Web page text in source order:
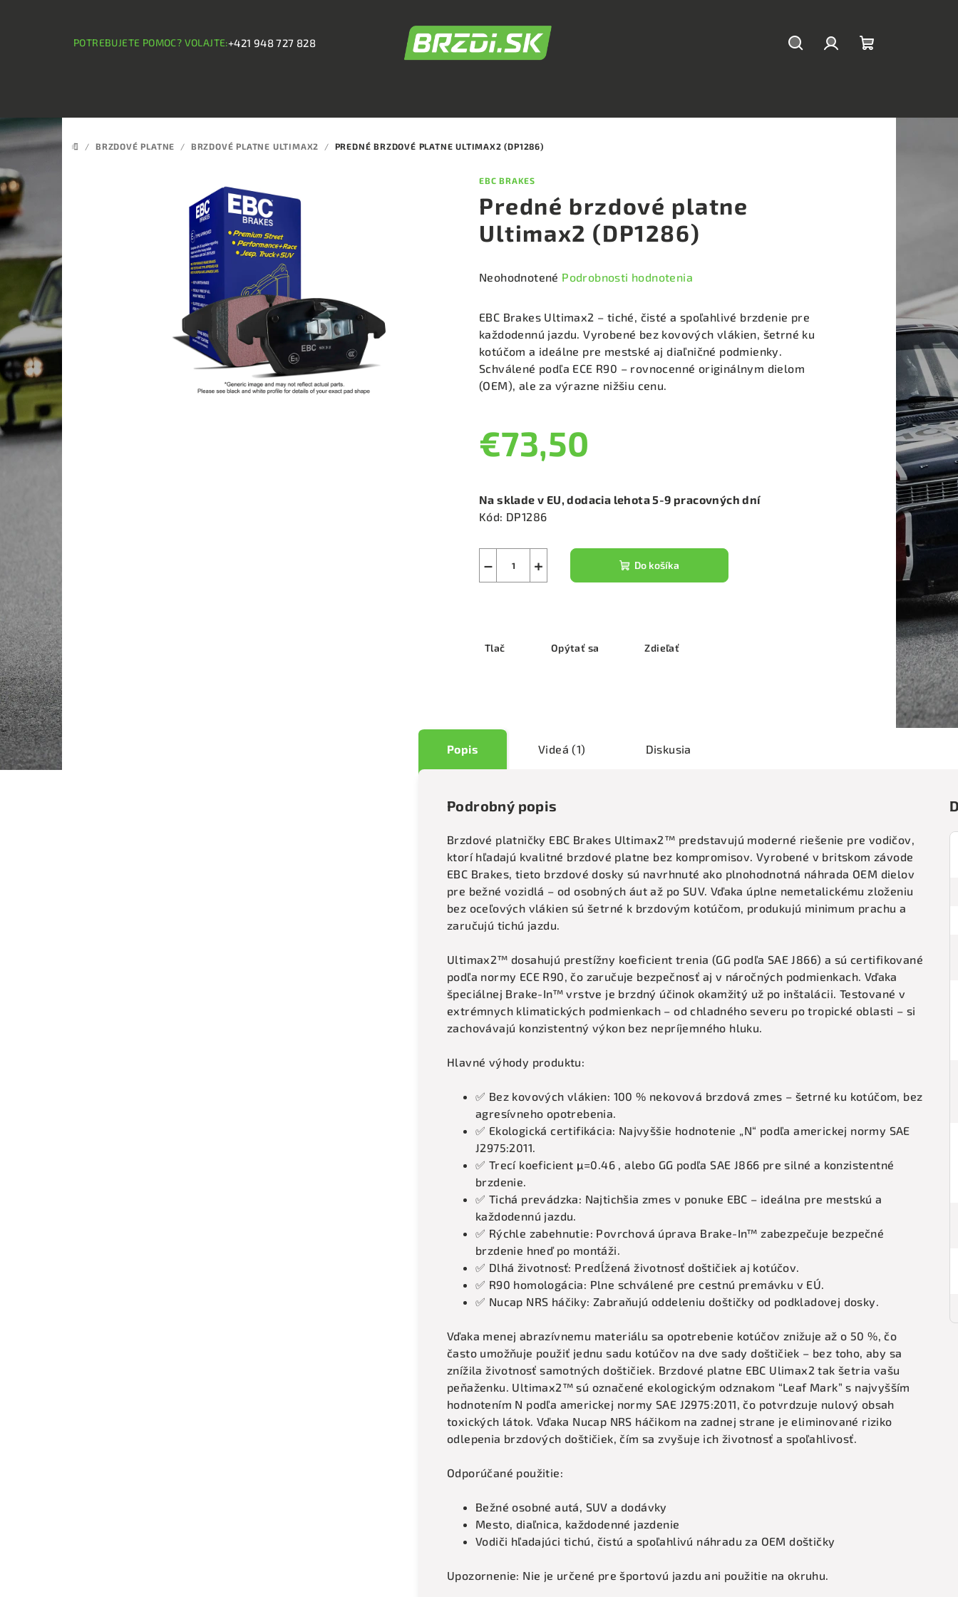
POTREBUJETE POMOC? VOLAJTE:+421 948 727 828
DOMOV
/ BRZDOVÉ PLATNE / BRZDOVÉ PLATNE ULTIMAX2 / PREDNÉ BRZDOVÉ PLATNE ULTIMAX2 (DP1286)
EBC BRAKES
Predné brzdové platne
Ultimax2 (DP1286)
Priemerné
produktu
je
0,0
z
5
hviezdičiek.
Neohodnotené Podrobnosti hodnotenia
EBC Brakes Ultimax2 – tiché, čisté a spoľahlivé brzdenie pre
každodennú jazdu. Vyrobené bez kovových vlákien, šetrné ku
kotúčom a ideálne pre mestské aj diaľničné podmienky.
Schválené podľa ECE R90 – rovnocenné originálnym dielom
(OEM), ale za výrazne nižšiu cenu.
€73,50
cena:
Na sklade v EU, dodacia lehota 5-9 pracovných dní
Kód: DP1286
+
− Do košíka
Tlač Opýtať sa Zdieľať
Popis Videá (1) Diskusia
Podrobný popis
Brzdové platničky EBC Brakes Ultimax2™ predstavujú moderné riešenie pre vodičov,
ktorí hľadajú kvalitné brzdové platne bez kompromisov. Vyrobené v britskom závode
EBC Brakes, tieto brzdové dosky sú navrhnuté ako plnohodnotná náhrada OEM dielov
pre bežné vozidlá – od osobných áut až po SUV. Vďaka úplne nemetalickému zloženiu
bez oceľových vlákien sú šetrné k brzdovým kotúčom, produkujú minimum prachu a
zaručujú tichú jazdu.
Ultimax2™ dosahujú prestížny koeficient trenia (GG podľa SAE J866) a sú certifikované
podľa normy ECE R90, čo zaručuje bezpečnosť aj v náročných podmienkach. Vďaka
špeciálnej Brake-In™ vrstve je brzdný účinok okamžitý už po inštalácii. Testované v
extrémnych klimatických podmienkach – od chladného severu po tropické oblasti – si
zachovávajú konzistentný výkon bez nepríjemného hluku.
Hlavné výhody produktu:
✅ Bez kovových vlákien: 100 % nekovová brzdová zmes – šetrné ku kotúčom, bez
agresívneho opotrebenia.
✅ Ekologická certifikácia: Najvyššie hodnotenie „N“ podľa americkej normy SAE
J2975:2011.
✅ Trecí koeficient μ=0.46 , alebo GG podľa SAE J866 pre silné a konzistentné
brzdenie.
✅ Tichá prevádzka: Najtichšia zmes v ponuke EBC – ideálna pre mestskú a
každodennú jazdu.
✅ Rýchle zabehnutie: Povrchová úprava Brake-In™ zabezpečuje bezpečné
brzdenie hneď po montáži.
✅ Dlhá životnosť: Predĺžená životnosť doštičiek aj kotúčov.
✅ R90 homologácia: Plne schválené pre cestnú premávku v EÚ.
✅ Nucap NRS háčiky: Zabraňujú oddeleniu doštičky od podkladovej dosky.
Vďaka menej abrazívnemu materiálu sa opotrebenie kotúčov znižuje až o 50 %, čo
často umožňuje použiť jednu sadu kotúčov na dve sady doštičiek – bez toho, aby sa
znížila životnosť samotných doštičiek. Brzdové platne EBC Ulimax2 tak šetria vašu
peňaženku. Ultimax2™ sú označené ekologickým odznakom “Leaf Mark” s najvyšším
hodnotením N podľa americkej normy SAE J2975:2011, čo potvrdzuje nulový obsah
toxických látok. Vďaka Nucap NRS háčikom na zadnej strane je eliminované riziko
odlepenia brzdových doštičiek, čím sa zvyšuje ich životnosť a spoľahlivosť.
Odporúčané použitie:
Bežné osobné autá, SUV a dodávky
Mesto, diaľnica, každodenné jazdenie
Vodiči hľadajúci tichú, čistú a spoľahlivú náhradu za OEM doštičky
Upozornenie: Nie je určené pre športovú jazdu ani použitie na okruhu.